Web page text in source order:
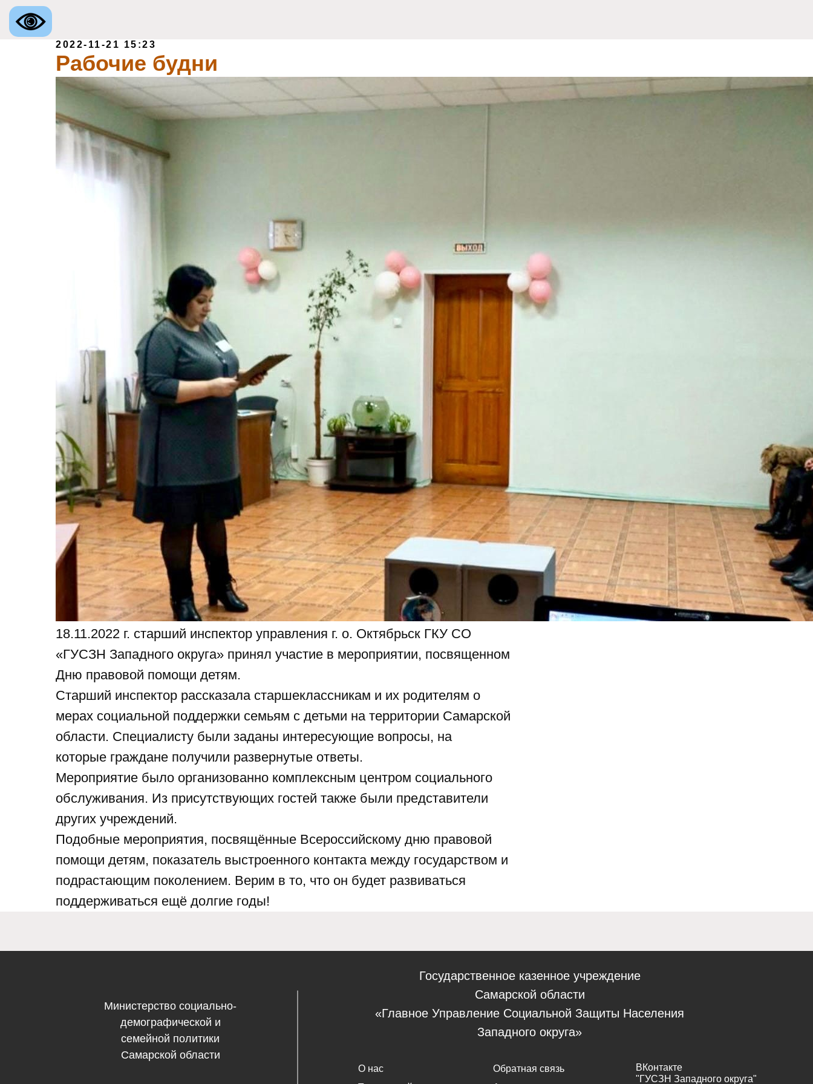
2022-11-21 15:23
Рабочие будни
18.11.2022 г. старший инспектор управления г. о. Октябрьск ГКУ СО
«ГУСЗН Западного округа» принял участие в мероприятии, посвященном
Дню правовой помощи детям.
Старший инспектор рассказала старшеклассникам и их родителям о
мерах социальной поддержки семьям с детьми на территории Самарской
области. Специалисту были заданы интересующие вопросы, на
которые граждане получили развернутые ответы.
Мероприятие было организованно комплексным центром социального
обслуживания. Из присутствующих гостей также были представители
других учреждений.
Подобные мероприятия, посвящённые Всероссийскому дню правовой
помощи детям, показатель выстроенного контакта между государством и
подрастающим поколением. Верим в то, что он будет развиваться
поддерживаться ещё долгие годы!
Министерство социально-
демографической и
семейной политики
Самарской области
Государственное казенное учреждение
Самарской области
«Главное Управление Социальной Защиты Населения
Западного округа»
О нас
Обратная связь
ВКонтакте
"ГУСЗН Западного округа"
казенное учреждение
области
Управление
Защиты Населения
округа»